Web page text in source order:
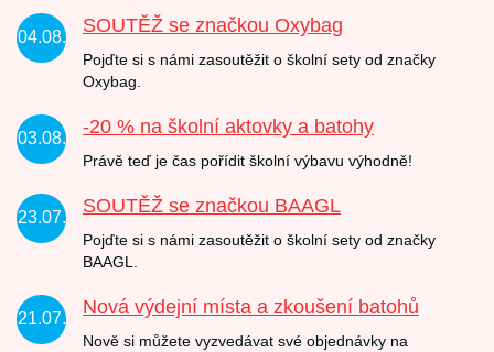
04.08.
SOUTĚŽ se značkou Oxybag
Pojďte si s námi zasoutěžit o školní sety od značky
Oxybag.
03.08.
-20 % na školní aktovky a batohy
Právě teď je čas pořídit školní výbavu výhodně!
23.07.
SOUTĚŽ se značkou BAAGL
Pojďte si s námi zasoutěžit o školní sety od značky
BAAGL.
21.07.
Nová výdejní místa a zkoušení batohů
Nově si můžete vyzvedávat své objednávky na